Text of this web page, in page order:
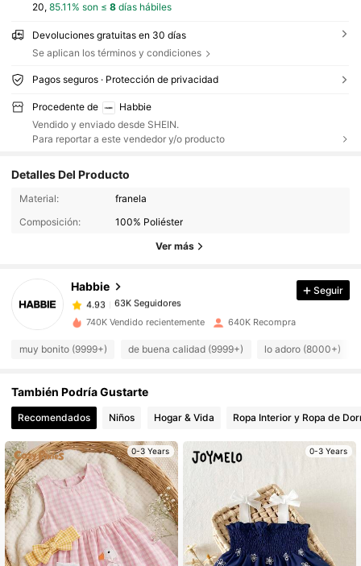
20, 85.11% son ≤ 8días hábiles
Devoluciones gratuitas en 30 días
Se aplican los términos y condiciones
Pagos seguros · Protección de privacidad
Procedente de
Habbie
Vendido y enviado desde SHEIN.
Para reportar a este vendedor y/o producto
Detalles Del Producto
Material:
franela
Composición:
100% Poliéster
Ver más
Habbie
63K Seguidores
63K Seguidores
4.93 63K Seguidores
4.93 63K Seguidores
4.93
4.93 63K Seguidores
4.93 63K Seguidores
4.93 63K Seguidores
Seguir
740K Vendido recientemente 640K Recompra
muy bonito (9999+) de buena calidad (9999+) lo adoro (8000+)
También Podría Gustarte
Recomendados Niños Hogar & Vida Ropa Interior y Ropa de
0-3 Years 0-3 Years